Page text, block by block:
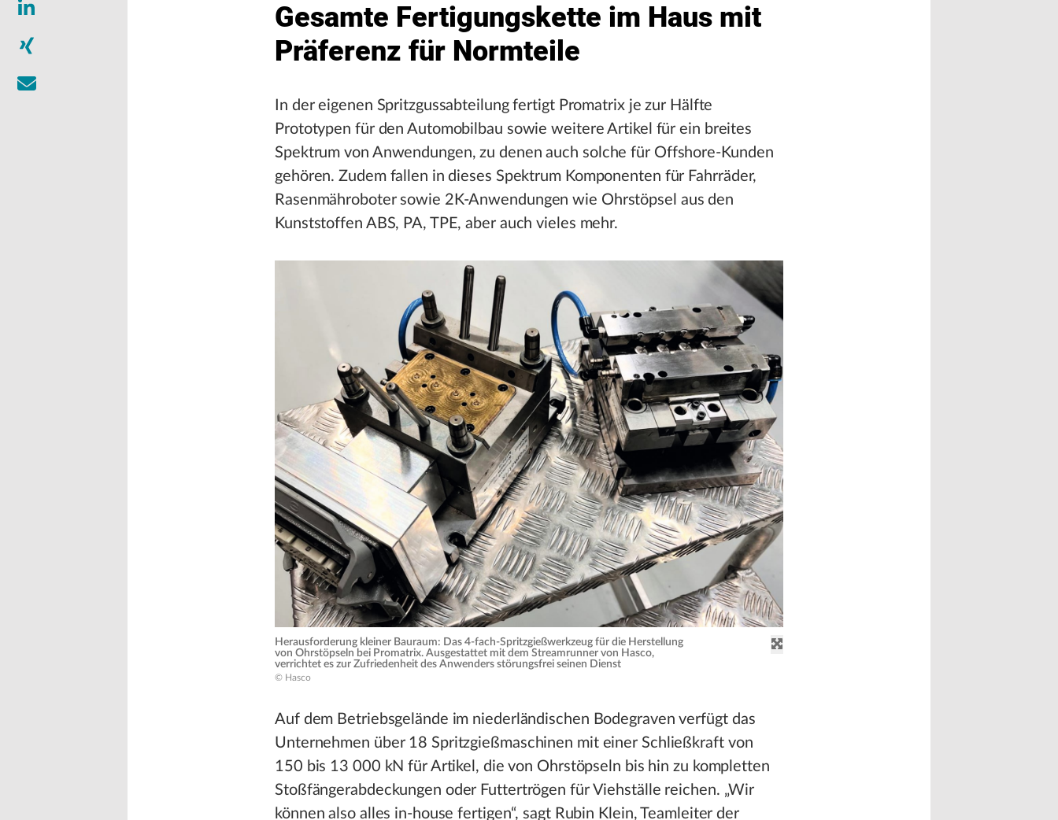
Gesamte Fertigungskette im Haus mit
Präferenz für Normteile
In der eigenen Spritzgussabteilung fertigt Promatrix je zur Hälfte
Prototypen für den Automobilbau sowie weitere Artikel für ein breites
Spektrum von Anwendungen, zu denen auch solche für Offshore-Kunden
gehören. Zudem fallen in dieses Spektrum Komponenten für Fahrräder,
Rasenmähroboter sowie 2K-Anwendungen wie Ohrstöpsel aus den
Kunststoffen ABS, PA, TPE, aber auch vieles mehr.
Herausforderung kleiner Bauraum: Das 4-fach-Spritzgießwerkzeug für die Herstellung
von Ohrstöpseln bei Promatrix. Ausgestattet mit dem Streamrunner von Hasco,
verrichtet es zur Zufriedenheit des Anwenders störungsfrei seinen Dienst
© Hasco
Auf dem Betriebsgelände im niederländischen Bodegraven verfügt das
Unternehmen über 18 Spritzgießmaschinen mit einer Schließkraft von
150 bis 13 000 kN für Artikel, die von Ohrstöpseln bis hin zu kompletten
Stoßfängerabdeckungen oder Futtertrögen für Viehställe reichen. „Wir
können also alles in-house fertigen“, sagt Rubin Klein, Teamleiter der